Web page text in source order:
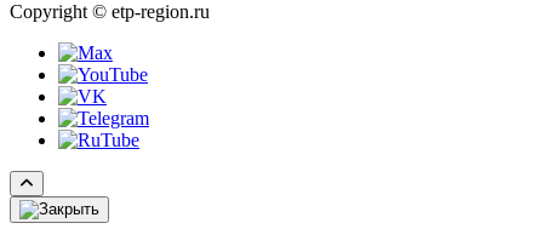
Copyright © etp-region.ru